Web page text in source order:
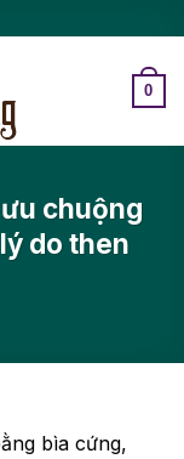
0
chuộng
do then
bìa cứng,